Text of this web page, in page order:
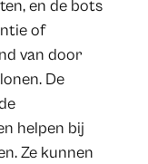
en de bots
of
van door
De
helpen bij
Ze kunnen